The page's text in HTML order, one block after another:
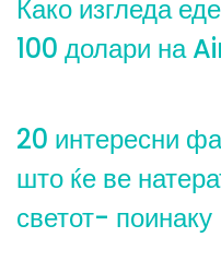
Како изгледа
100 долари на
20 интересни
што ќе ве
светот- поинаку